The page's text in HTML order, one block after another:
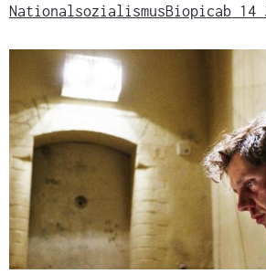
NationalsozialismusBiopicab 14